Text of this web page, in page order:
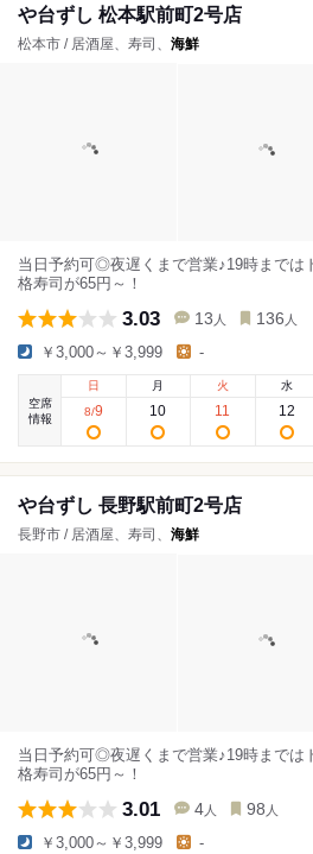
や台ずし 松本駅前町2号店
松本市 / 居酒屋、寿司、 海鮮
当日予約可◎夜遅くまで営業♪19時までは
格寿司が65円～！
3.03 13 人 136 人
￥3,000～￥3,999 -
空席
情報
日
8/9
月
10
火
11
水
12
や台ずし 長野駅前町2号店
長野市 / 居酒屋、寿司、 海鮮
当日予約可◎夜遅くまで営業♪19時までは
格寿司が65円～！
3.01 4 人 98 人
￥3,000～￥3,999 -